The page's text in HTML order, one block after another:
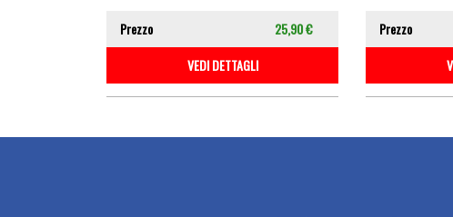
Prezzo
25,90 €
VEDI DETTAGLI
Prezzo